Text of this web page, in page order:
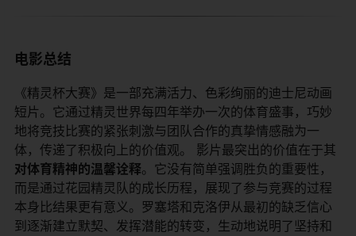
电影总结
《精灵杯大赛》是一部充满活力、色彩绚丽的迪士尼动画
短片。它通过精灵世界每四年举办一次的体育盛事，巧妙
地将竞技比赛的紧张刺激与团队合作的真挚情感融为一
体，传递了积极向上的价值观。 影片最突出的价值在于其​
对体育精神的温馨诠释​​。它没有简单强调胜负的重要性，
而是通过花园精灵队的成长历程，展现了参与竞赛的过程
本身比结果更有意义。罗塞塔和克洛伊从最初的缺乏信心
到逐渐建立默契、发挥潜能的转变，生动地说明了坚持和